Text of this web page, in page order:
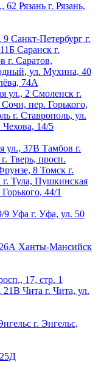
62 Рязань г. Рязань,
9 Санкт-Петербург г.
Саранск г.
г. Саратов,
ул. Мухина, 40
74А
ул., 2 Смоленск г.
Сочи, пер. Горького,
г. Ставрополь, ул.
Чехова, 14/5
ул., 37В Тамбов г.
г. Тверь, просп.
8 Томск г.
г. Тула, Пушкинская
44/1
9 Уфа г. Уфа, ул. 50
Ханты-Мансийск
17, стр. 1
21В Чита г. Чита, ул.
г. Энгельс,